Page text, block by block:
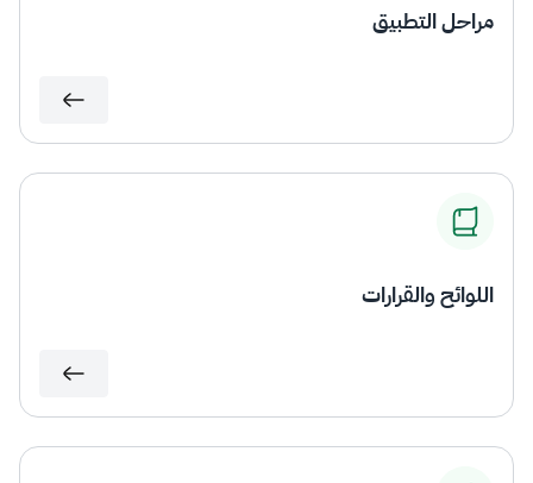
مراحل التطبيق
اللوائح والقرارات